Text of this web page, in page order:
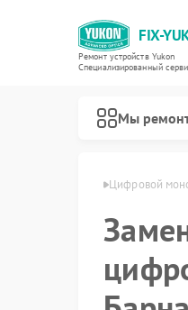
FIX-
Ремонт устройств Yukon
Специализированный
Мы
Yukon в Барнауле Цифровой